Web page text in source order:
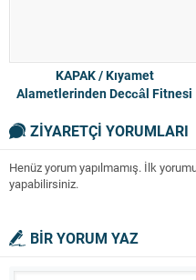
KAPAK / Kıyamet
Alametlerinden Deccâl Fitnesi
ZİYARETÇİ YORUMLARI
Henüz yorum yapılmamış. İlk
yapabilirsiniz.
BİR YORUM YAZ